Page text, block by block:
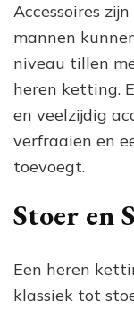
Accessoires
mannen
niveau tillen
heren ketting.
en veelzijdig
verfraaien en
toevoegt.
Stoer en
Een heren
klassiek tot